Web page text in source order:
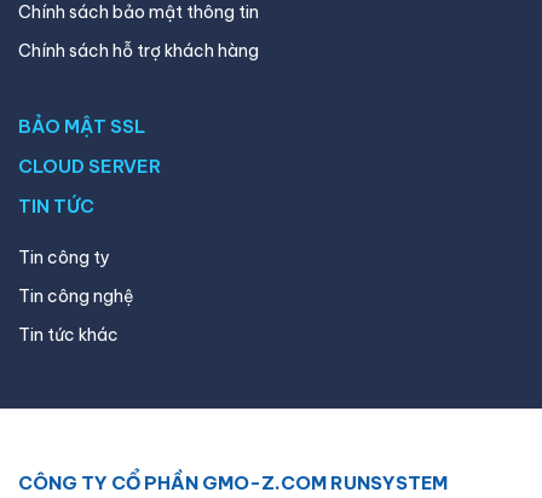
Chính sách bảo mật thông tin
Chính sách hỗ trợ khách hàng
BẢO MẬT SSL
CLOUD SERVER
TIN TỨC
Tin công ty
Tin công nghệ
Tin tức khác
CÔNG TY CỔ PHẦN GMO-Z.COM RUNSYSTEM